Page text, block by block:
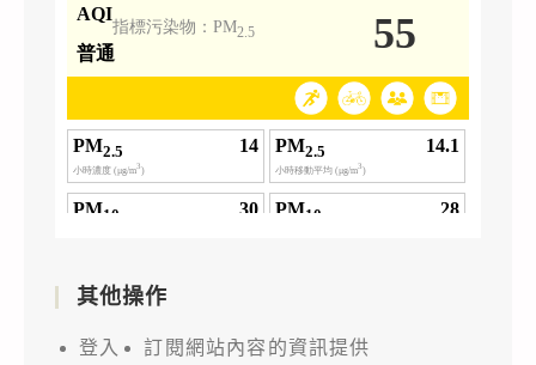
其他操作
登入
訂閱網站內容的資訊提供